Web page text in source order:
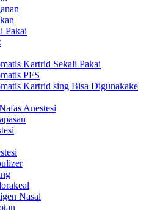
Pakai
Kartrid Sekali Pakai
PFS
Kartrid sing Bisa Digunakake
Anestesi
Nasal